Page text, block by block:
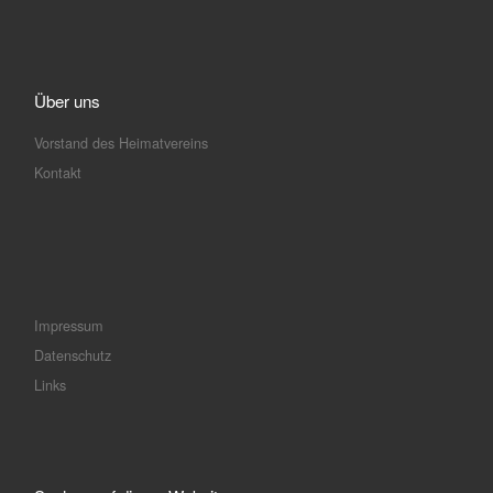
Über uns
Vorstand des Heimatvereins
Kontakt
Impressum
Datenschutz
Links